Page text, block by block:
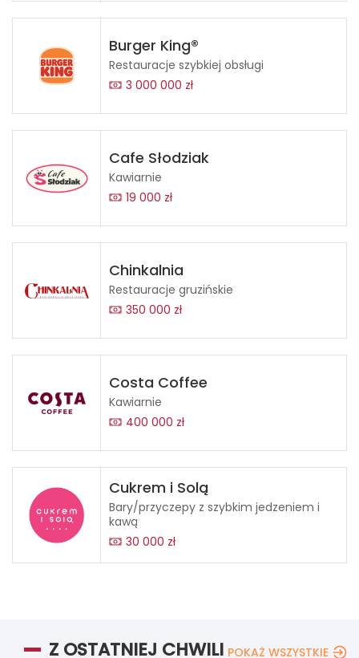
Burger King®
Restauracje szybkiej obsługi
3 000 000 zł
Cafe Słodziak
Kawiarnie
19 000 zł
Chinkalnia
Restauracje gruzińskie
350 000 zł
Costa Coffee
Kawiarnie
400 000 zł
Cukrem i Solą
Bary/przyczepy z szybkim jedzeniem i
kawą
30 000 zł
Z OSTATNIEJ CHWILI POKAŻ WSZYSTKIE